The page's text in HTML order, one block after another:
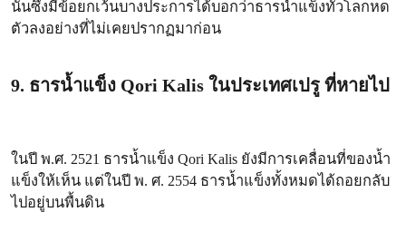
นั้นซึ่งมีข้อยกเว้นบางประการได้บอกว่าธารน้ำแข็งทั่วโลกหด
ตัวลงอย่างที่ไม่เคยปรากฏมาก่อน
9. ธารน้ำแข็ง Qori Kalis ในประเทศเปรู ที่หายไป
ในปี พ.ศ. 2521 ธารน้ำแข็ง Qori Kalis ยังมีการเคลื่อนที่ของน้ำ
แข็งให้เห็น แต่ในปี พ. ศ. 2554 ธารน้ำแข็งทั้งหมดได้ถอยกลับ
ไปอยู่บนพื้นดิน